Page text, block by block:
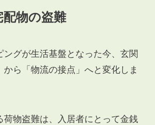
物の盗難
ングが生活基盤となった今、玄関
から「物流の接点」へと変化しま
荷物盗難は、入居者にとって金銭